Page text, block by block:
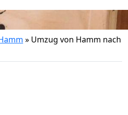
» Umzug von Hamm nach